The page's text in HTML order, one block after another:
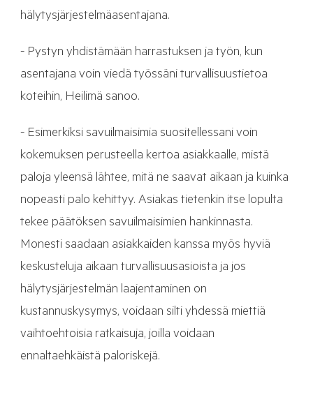
hälytysjärjestelmäasentajana.
- Pystyn yhdistämään harrastuksen ja työn, kun
asentajana voin viedä työssäni turvallisuustietoa
koteihin, Heilimä sanoo.
- Esimerkiksi savuilmaisimia suositellessani voin
kokemuksen perusteella kertoa asiakkaalle, mistä
paloja yleensä lähtee, mitä ne saavat aikaan ja kuinka
nopeasti palo kehittyy. Asiakas tietenkin itse lopulta
tekee päätöksen savuilmaisimien hankinnasta.
Monesti saadaan asiakkaiden kanssa myös hyviä
keskusteluja aikaan turvallisuusasioista ja jos
hälytysjärjestelmän laajentaminen on
kustannuskysymys, voidaan silti yhdessä miettiä
vaihtoehtoisia ratkaisuja, joilla voidaan
ennaltaehkäistä paloriskejä.